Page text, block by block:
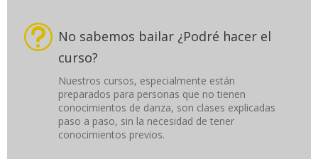
t No sabemos bailar ¿Podré hacer el
curso?
Nuestros cursos, especialmente están
preparados para personas que no tienen
conocimientos de danza, son clases explicadas
paso a paso, sin la necesidad de tener
conocimientos previos.